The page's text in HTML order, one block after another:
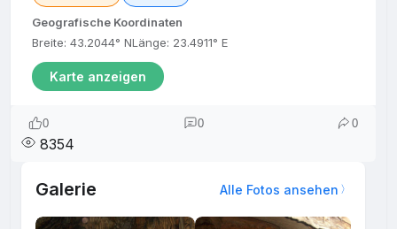
Geografische Koordinaten
Breite: 43.2044° NLänge: 23.4911° E
Karte anzeigen
0 0 0
8354
Galerie Alle Fotos ansehen